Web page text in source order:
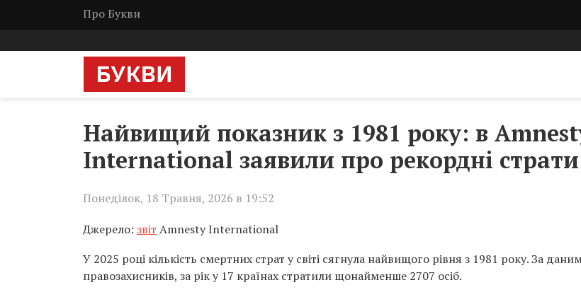
Про Букви
Найвищий показник з 1981 року: в
International заявили про рекордні страти
Понеділок, 18 Травня, 2026 в 19:52
Джерело: звіт Amnesty International
У 2025 році кількість смертних страт у світі сягнула найвищого рівня з 1981 року. За
правозахисників, за рік у 17 країнах стратили щонайменше 2707 осіб.